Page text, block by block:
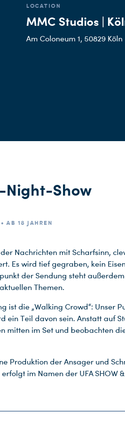
LOCATION
MMC Studios |
Am Coloneum 1, 50829 Köln
Night-Show
AB 18 JAHREN
Nachrichten mit Scharfsinn,
Es wird tief gegraben, kein
der Sendung steht
Themen.
ist die „Walking Crowd“: Unser
ein Teil davon sein. Anstatt auf
mitten im Set und beobachten
Produktion der Ansager und
im Namen der UFA SHOW &